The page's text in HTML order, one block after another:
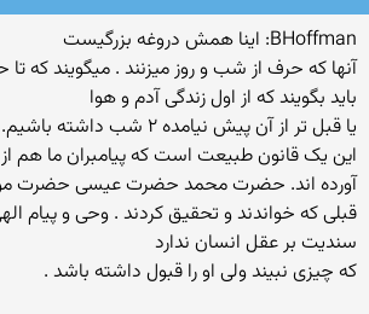
BHoffman: اینا همش دروغه بزرگیست
باید بگویند که از اول زندگی آدم و هوا
یا قبل تر از آن پیش نیامده ۲ شب داشته باشیم.
این یک قانون طبیعت است که پیامبران ما هم
آورده اند. حضرت محمد حضرت عیسی حضرت
قبلی که خواندند و تحقیق کردند . وحی و پیام
سندیت بر عقل انسان ندارد
که چیزی نبیند ولی او را قبول داشته باشد .